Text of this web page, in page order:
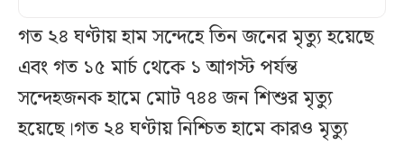
গত ২৪ ঘণ্টায় হাম সন্দেহে তিন জনের মৃত্যু হয়েছে
এবং গত ১৫ মার্চ থেকে ১ আগস্ট পর্যন্ত
সন্দেহজনক হামে মোট ৭৪৪ জন শিশুর মৃত্যু
হয়েছে।গত ২৪ ঘণ্টায় নিশ্চিত হামে কারও মৃত্যু